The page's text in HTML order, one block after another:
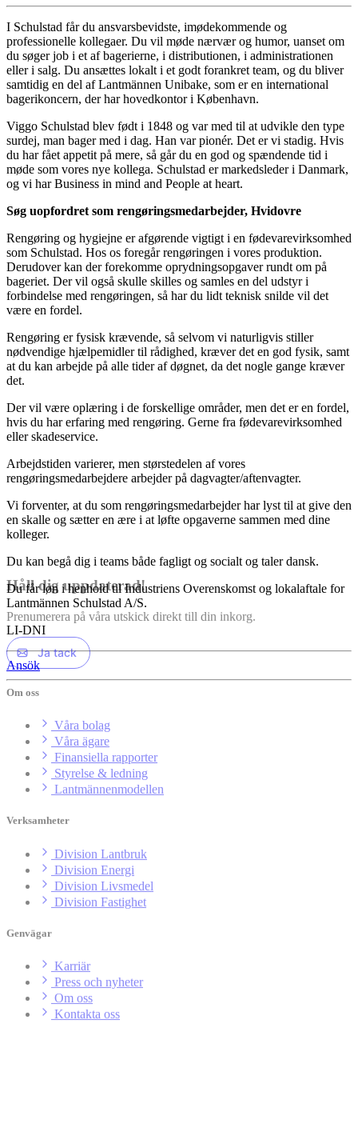
I Schulstad får du ansvarsbevidste, imødekommende og
professionelle kollegaer. Du vil møde nærvær og humor, uanset om
du søger job i et af bagerierne, i distributionen, i administrationen
eller i salg. Du ansættes lokalt i et godt forankret team, og du bliver
samtidig en del af Lantmännen Unibake, som er en international
bagerikoncern, der har hovedkontor i København.
Viggo Schulstad blev født i 1848 og var med til at udvikle den type
surdej, man bager med i dag. Han var pionér. Det er vi stadig. Hvis
du har fået appetit på mere, så går du en god og spændende tid i
møde som vores nye kollega. Schulstad er markedsleder i Danmark,
og vi har Business in mind and People at heart.
Søg uopfordret som rengøringsmedarbejder, Hvidovre
Rengøring og hygiejne er afgørende vigtigt i en fødevarevirksomhed
som Schulstad. Hos os foregår rengøringen i vores produktion.
Derudover kan der forekomme oprydningsopgaver rundt om på
bageriet. Der vil også skulle skilles og samles en del udstyr i
forbindelse med rengøringen, så har du lidt teknisk snilde vil det
være en fordel.
Rengøring er fysisk krævende, så selvom vi naturligvis stiller
nødvendige hjælpemidler til rådighed, kræver det en god fysik, samt
at du kan arbejde på alle tider af døgnet, da det nogle gange kræver
det.
Der vil være oplæring i de forskellige områder, men det er en fordel,
hvis du har erfaring med rengøring. Gerne fra fødevarevirksomhed
eller skadeservice.
Arbejdstiden varierer, men størstedelen af vores
rengøringsmedarbejdere arbejder på dagvagter/aftenvagter.
Vi forventer, at du som rengøringsmedarbejder har lyst til at give den
en skalle og sætter en ære i at løfte opgaverne sammen med dine
kolleger.
Du kan begå dig i teams både fagligt og socialt og taler dansk.
Du får løn i henhold til Industriens Overenskomst og lokalaftale for
Lantmännen Schulstad A/S.
LI-DNI
Ansök
Håll dig uppdaterad!
Prenumerera på våra utskick direkt till din inkorg.
Ja tack
Om oss
Våra bolag
Våra ägare
Finansiella rapporter
Styrelse & ledning
Lantmännenmodellen
Verksamheter
Division Lantbruk
Division Energi
Division Livsmedel
Division Fastighet
Genvägar
Karriär
Press och nyheter
Om oss
Kontakta oss